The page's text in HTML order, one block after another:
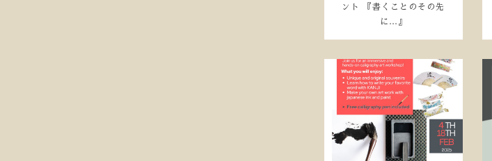
ント 『書くことのその先
に…』